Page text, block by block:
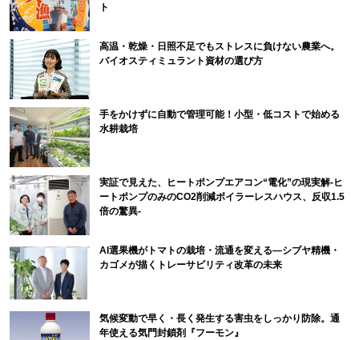
ト
高温・乾燥・日照不足でもストレスに負けない農業へ。
バイオスティミュラント資材の選び方
手をかけずに自動で管理可能！小型・低コストで始める
水耕栽培
実証で見えた、ヒートポンプエアコン“電化”の現実解-ヒ
ートポンプのみのCO2削減ボイラーレスハウス、反収1.5
倍の驚異-
AI選果機がトマトの栽培・流通を変える―シブヤ精機・
カゴメが描くトレーサビリティ改革の未来
気候変動で早く・長く発生する害虫をしっかり防除。通
年使える気門封鎖剤『フーモン』